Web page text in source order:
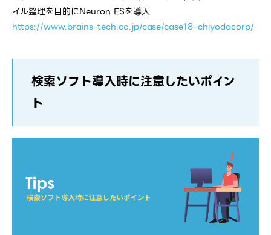
イル整理を目的にNeuron ESを導入
https://www.brains-tech.co.jp/case/case18-chiyodacorp/
検索ソフト導入時に注意したいポイン
ト